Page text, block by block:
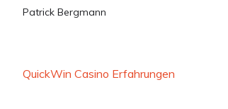
Patrick Bergmann
QuickWin Casino Erfahrungen